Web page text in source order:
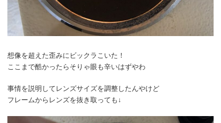
想像を超えた歪みにビックラこいた！
ここまで酷かったらそりゃ眼も辛いはずやわ
事情を説明してレンズサイズを調整したんやけど
フレームからレンズを抜き取っても↓